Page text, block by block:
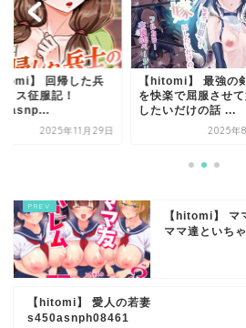
】 回帰した兵
メス征服記！
2025年11月29日
【hitomi】 最強の
を快楽で屈服させて
したいだけの話 ...
2025年
【hitomi】 マ
ママ達といち
【hitomi】 愛人の若妻
s450asnph08461